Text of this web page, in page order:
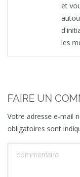
et
les
FAIRE UN
Votre adresse e-mail
obligatoires sont